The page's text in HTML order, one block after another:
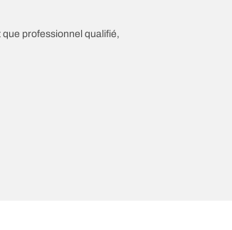
professionnel qualifié,